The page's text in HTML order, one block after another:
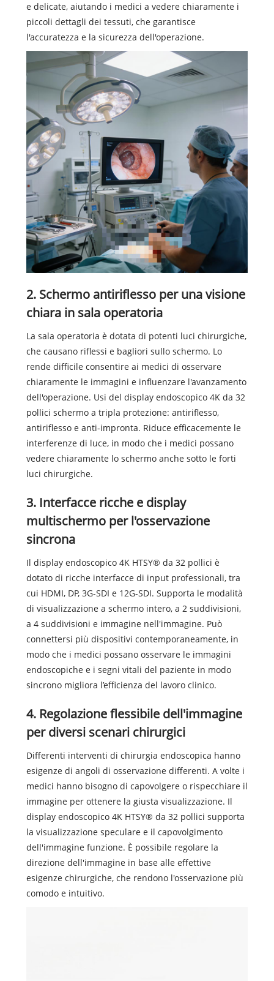
e delicate, aiutando i medici a vedere chiaramente i
piccoli dettagli dei tessuti, che garantisce
l'accuratezza e la sicurezza dell'operazione.
2. Schermo antiriflesso per una visione
chiara in sala operatoria
La sala operatoria è dotata di potenti luci chirurgiche,
che causano riflessi e bagliori sullo schermo. Lo
rende difficile consentire ai medici di osservare
chiaramente le immagini e influenzare l'avanzamento
dell'operazione. Usi del display endoscopico 4K da 32
pollici schermo a tripla protezione: antiriflesso,
antiriflesso e anti-impronta. Riduce efficacemente le
interferenze di luce, in modo che i medici possano
vedere chiaramente lo schermo anche sotto le forti
luci chirurgiche.
3. Interfacce ricche e display
multischermo per l'osservazione
sincrona
Il display endoscopico 4K HTSY® da 32 pollici è
dotato di ricche interfacce di input professionali, tra
cui HDMI, DP, 3G-SDI e 12G-SDI. Supporta le modalità
di visualizzazione a schermo intero, a 2 suddivisioni,
a 4 suddivisioni e immagine nell'immagine. Può
connettersi più dispositivi contemporaneamente, in
modo che i medici possano osservare le immagini
endoscopiche e i segni vitali del paziente in modo
sincrono migliora l’efficienza del lavoro clinico.
4. Regolazione flessibile dell'immagine
per diversi scenari chirurgici
Differenti interventi di chirurgia endoscopica hanno
esigenze di angoli di osservazione differenti. A volte i
medici hanno bisogno di capovolgere o rispecchiare il
immagine per ottenere la giusta visualizzazione. Il
display endoscopico 4K HTSY® da 32 pollici supporta
la visualizzazione speculare e il capovolgimento
dell'immagine funzione. È possibile regolare la
direzione dell'immagine in base alle effettive
esigenze chirurgiche, che rendono l'osservazione più
comodo e intuitivo.